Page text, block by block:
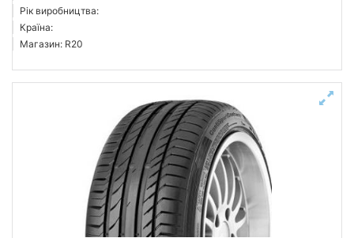
Рік виробництва:
Країна:
Магазин: R20